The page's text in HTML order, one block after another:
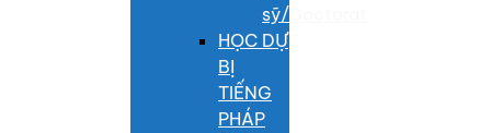
sỹ/Doctorat
HỌC DỰ
BỊ
TIẾNG
PHÁP